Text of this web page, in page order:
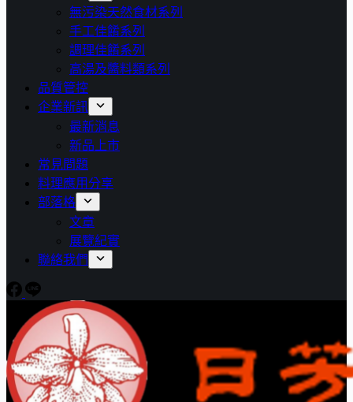
無污染天然食材系列
手工佳餚系列
調理佳餚系列
高湯及醬料類系列
品質管控
企業新訊
最新消息
新品上市
常見問題
料理應用分享
部落格
文章
展覽紀實
聯絡我們